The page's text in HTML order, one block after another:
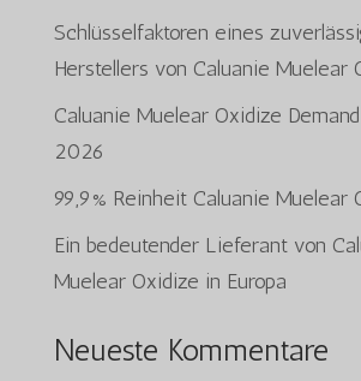
Schlüsselfaktoren eines
Herstellers von Caluanie Muelear
Caluanie Muelear Oxidize
2026
99,9% Reinheit Caluanie Muelear
Ein bedeutender Lieferant von
Muelear Oxidize in Europa
Neueste Kommentare